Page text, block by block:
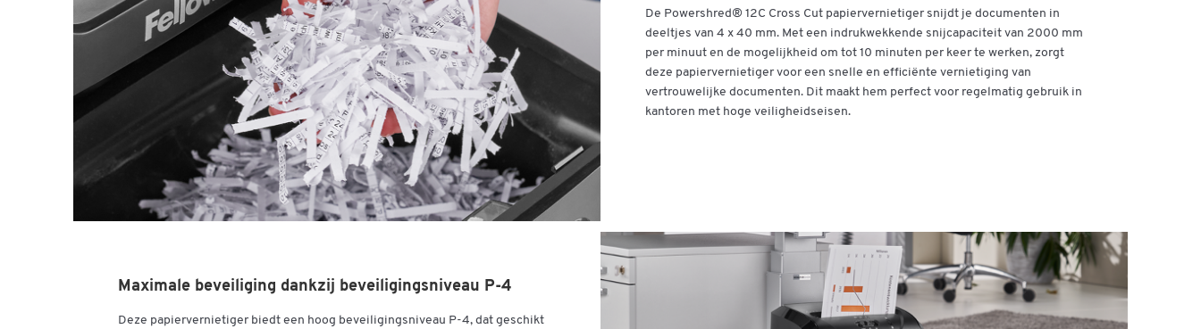
Terugloopcircuit
Veiligheidsniveau P-4
Vermogen (W)
Werkbreedte (mm) 225
Kleuren
Afmetingen
De Powershred® 12C Cross Cut papiervernietiger snijdt je documenten in
deeltjes van 4 x 40 mm. Met een indrukwekkende snijcapaciteit van 2000 mm
per minuut en de mogelijkheid om tot 10 minuten per keer te werken, zorgt
deze papiervernietiger voor een snelle en efficiënte vernietiging van
vertrouwelijke documenten. Dit maakt hem perfect voor regelmatig gebruik in
kantoren met hoge veiligheidseisen.
Maximale beveiliging dankzij beveiligingsniveau P-4
Deze papiervernietiger biedt een hoog beveiligingsniveau P-4, dat geschikt